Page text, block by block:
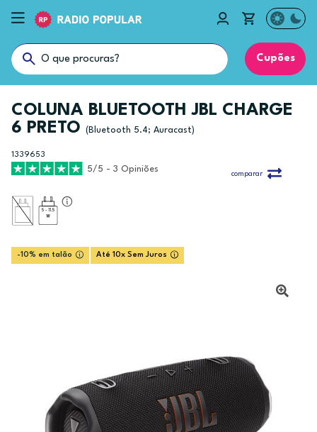
Cupões
COLUNA BLUETOOTH JBL CHARGE
6 PRETO
(Bluetooth 5.4; Auracast)
1339653
5/5 - 3 Opiniões
comparar
5 - 11.5
-10% em talão Até 10x Sem Juros